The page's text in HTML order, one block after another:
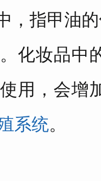
指甲油的
化妆品中
用，会增
系统。